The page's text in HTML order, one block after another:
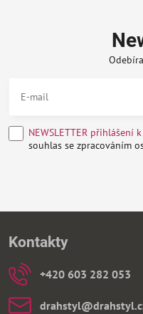
NEWSLETTER přihlášení
souhlas se
Kontakty
+420 603 282 053